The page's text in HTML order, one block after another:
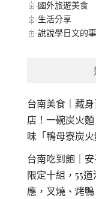
國外旅遊美食
生活分享
說說學日文的事
台南美食｜藏
店！一碗炭火
味「鴨母寮炭火
台南吃到飽｜
限定十組，55
應，叉燒、烤